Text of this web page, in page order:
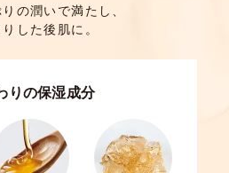
の潤いで満たし、
した後肌に。
りの保湿成分